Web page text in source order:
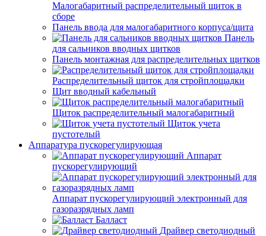
Малогабаритный распределительный щиток в
сборе
Панель ввода для малогабаритного корпуса/щита
Панель
для сальников вводных щитков
Панель монтажная для распределительных щитков
Распределительный щиток для стройплощадки
Щит вводный кабельный
Щиток распределительный малогабаритный
Щиток учета
пустотелый
Аппаратура пускорегулирующая
Аппарат
пускорегулирующий
Аппарат пускорегулирующий электронный для
газоразрядных ламп
Балласт
Драйвер светодиодный